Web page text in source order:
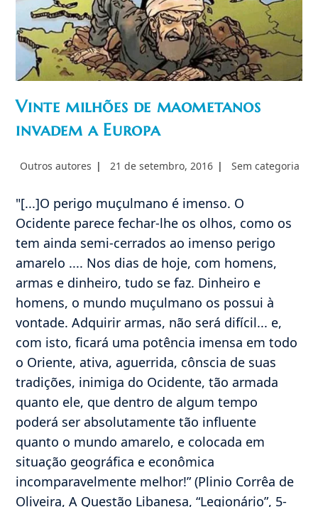
Vinte milhões de maometanos
invadem a Europa
Autor
Outros autores
Post
21 de setembro, 2016
Categoria
Sem categoria
"[...]O perigo muçulmano é imenso. O
Ocidente parece fechar-lhe os olhos, como os
tem ainda semi-cerrados ao imenso perigo
amarelo .... Nos dias de hoje, com homens,
armas e dinheiro, tudo se faz. Dinheiro e
homens, o mundo muçulmano os possui à
vontade. Adquirir armas, não será difícil... e,
com isto, ficará uma potência imensa em todo
o Oriente, ativa, aguerrida, cônscia de suas
tradições, inimiga do Ocidente, tão armada
quanto ele, que dentro de algum tempo
poderá ser absolutamente tão influente
quanto o mundo amarelo, e colocada em
situação geográfica e econômica
incomparavelmente melhor!” (Plinio Corrêa de
Oliveira, A Questão Libanesa, “Legionário”, 5-